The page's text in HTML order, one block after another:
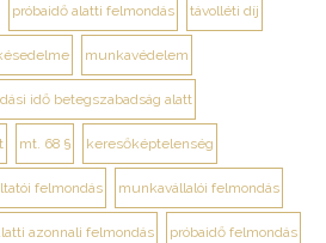
próbaidő alatti felmondás távolléti díj
munkavédelem
idő betegszabadság alatt
mt. 68 § keresőképtelenség
felmondás munkavállalói felmondás
azonnali felmondás próbaidő felmondás